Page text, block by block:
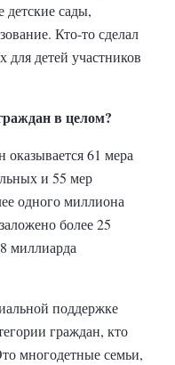
сады,
Кто-то сделал
детей участников
в целом?
61 мера
и 55 мер
одного миллиона
более 25
миллиарда
поддержке
граждан, кто
многодетные семьи,